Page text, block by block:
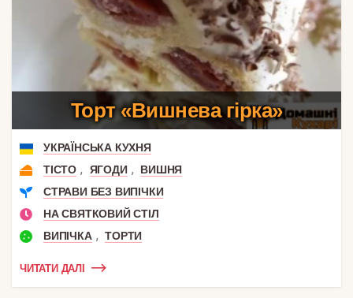
Торт «Вишнева гірка»
УКРАЇНСЬКА КУХНЯ
ТІСТО , ЯГОДИ ,
ВИШНЯ
СТРАВИ БЕЗ ВИПІЧКИ
НА СВЯТКОВИЙ СТІЛ
ВИПІЧКА , ТОРТИ
ЧИТАТИ ДАЛІ